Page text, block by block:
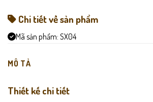
Chi tiết về sản phẩm
Mã sản phẩm: SX04
MÔ TẢ
Thiết kế chi tiết